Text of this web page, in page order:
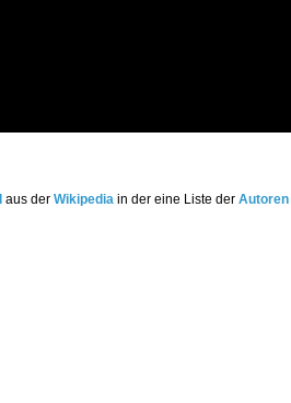
aus der Wikipedia in der eine Liste der Autoren